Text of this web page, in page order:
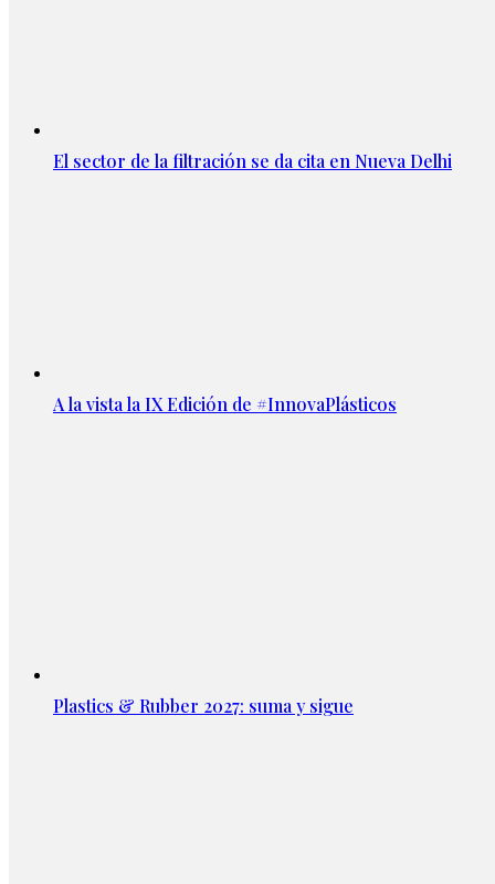
El sector de la filtración se da cita en Nueva Delhi
A la vista la IX Edición de #InnovaPlásticos
Plastics & Rubber 2027: suma y sigue